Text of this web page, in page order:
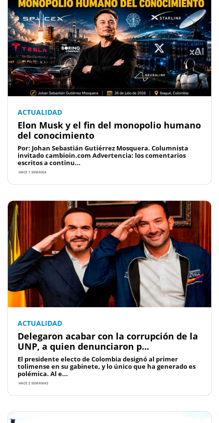
ACTUALIDAD
Elon Musk y el fin del monopolio humano
del conocimiento
Por: Johan Sebastián Gutiérrez Mosquera. Columnista
invitado cambioin.com Advertencia: los comentarios
escritos a continu...
HACE 1 SEMANA
ACTUALIDAD
Delegaron acabar con la corrupción de la
UNP, a quien denunciaron p...
El presidente electo de Colombia designó al primer
tolimense en su gabinete, y lo único que ha generado es
polémica. Al e...
HACE 2 SEMANAS